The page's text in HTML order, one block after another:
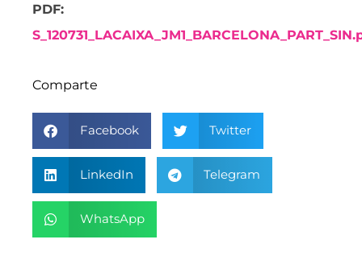
PDF:
Comparte
Facebook Twitter
LinkedIn Telegram
WhatsApp